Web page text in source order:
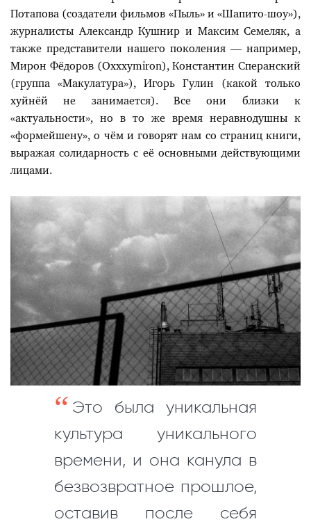
Потапова (создатели фильмов «Пыль» и «Шапито-шоу»),
журналисты Александр Кушнир и Максим Семеляк, а
также представители нашего поколения — например,
Мирон Фёдоров (Oxxxymiron), Константин Сперанский
(группа «Макулатура»), Игорь Гулин (какой только
хуйнёй не занимается). Все они близки к
«актуальности», но в то же время неравнодушны к
«формейшену», о чём и говорят нам со страниц книги,
выражая солидарность с её основными действующими
лицами.
Это была уникальная
культура уникального
времени, и она канула в
безвозвратное прошлое,
оставив после себя